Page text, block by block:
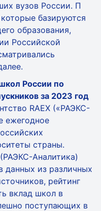
вузов России. П
базируются
образования,
Российской
России по
за 2023 год
RAEX («РАЭКС-
ежегодное
страны.
Аналитика)
данных из различных
рейтинг
вклад школ в
поступающих в